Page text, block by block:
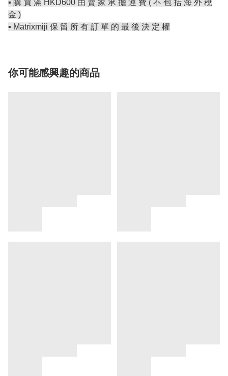
▪️ 購 買 滿 HKD600 由 賣 家 承 擔 運 費 ( 不 包 括 海 外 稅
金 )
▪️ Matrixmiji 保 留 所 有 訂 單 的 最 後 決 定 權
你可能感興趣的商品